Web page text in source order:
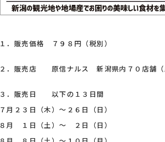
１．販売価格 ７９８円（税別）
２．販売店 原信ナルス 新潟県内７０店舗（
３．販売日 以下の１３日間
７月２３日（木）～２６日（日）
８月 １日（土）～ ２日（日）